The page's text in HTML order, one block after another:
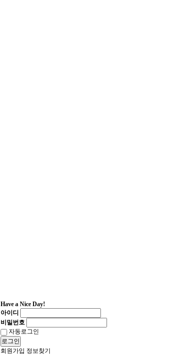
Have a Nice Day!
아이디
비밀번호
자동로그인
로그인
회원가입 정보찾기